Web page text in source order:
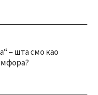
– шта смо као